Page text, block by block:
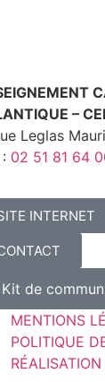
–
Leglas
02 51 81 64
INTERNET
Kit de
MENTIONS
POLITIQUE
RÉALISATION